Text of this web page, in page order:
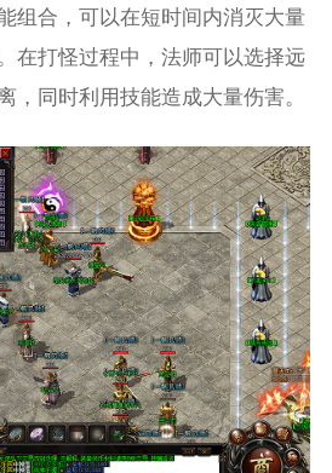
组合，可以在短时间内消灭大量
在打怪过程中，法师可以选择远
，同时利用技能造成大量伤害。